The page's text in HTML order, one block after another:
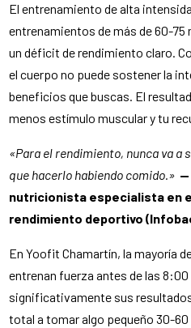
El entrenamiento de alta
entrenamientos de más de 60-
un déficit de rendimiento claro.
el cuerpo no puede sostener la
beneficios que buscas. El
menos estímulo muscular y tu
«Para el rendimiento, nunca va a
que hacerlo habiendo comido.» —
nutricionista especialista en
rendimiento deportivo
En Yoofit Chamartín, la mayoría
entrenan fuerza antes de las
significativamente sus
total a tomar algo pequeño 30-